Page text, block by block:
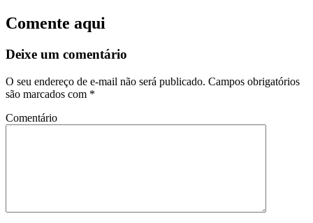
Comente aqui
Deixe um comentário
O seu endereço de e-mail não será publicado. Campos obrigatórios
são marcados com *
Comentário